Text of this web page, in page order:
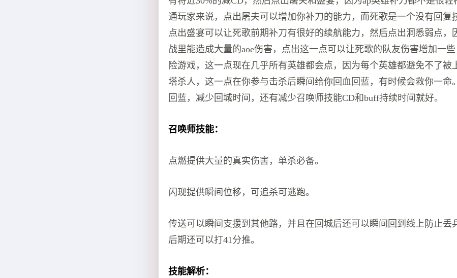
通玩家来说，点出屠夫可以增加你补刀的能力，而死歌是一个没有回复
点出盛宴可以让死歌前期补刀有很好的续航能力，然后点出洞悉弱点，
战里能造成大量的aoe伤害，点出这一点可以让死歌的队友伤害增加一
险游戏，这一点现在几乎所有英雄都会点，因为每个英雄都避免不了被
塔杀人，这一点在你参与击杀后瞬间给你回血回蓝，有时候会救你一命
回蓝，减少回城时间，还有减少召唤师技能CD和buff持续时间就好。
召唤师技能：
点燃提供大量的真实伤害，单杀必备。
闪现提供瞬间位移，可追杀可逃跑。
传送可以瞬间支援到其他路，并且在回城后还可以瞬间回到线上防止丢
后期还可以打41分推。
技能解析：